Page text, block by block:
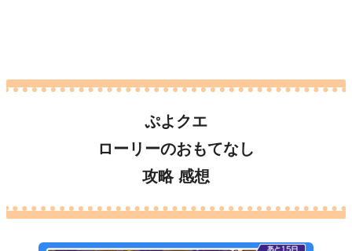
ぷよクエ
ローリーのおもてなし
攻略 感想